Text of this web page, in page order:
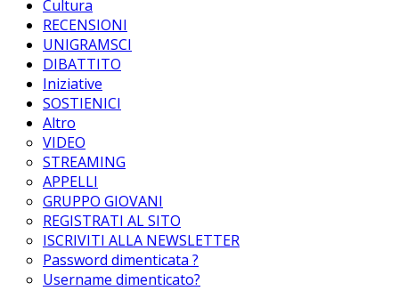
Cultura
RECENSIONI
UNIGRAMSCI
DIBATTITO
Iniziative
SOSTIENICI
Altro
VIDEO
STREAMING
APPELLI
GRUPPO GIOVANI
REGISTRATI AL SITO
ISCRIVITI ALLA NEWSLETTER
Password dimenticata ?
Username dimenticato?